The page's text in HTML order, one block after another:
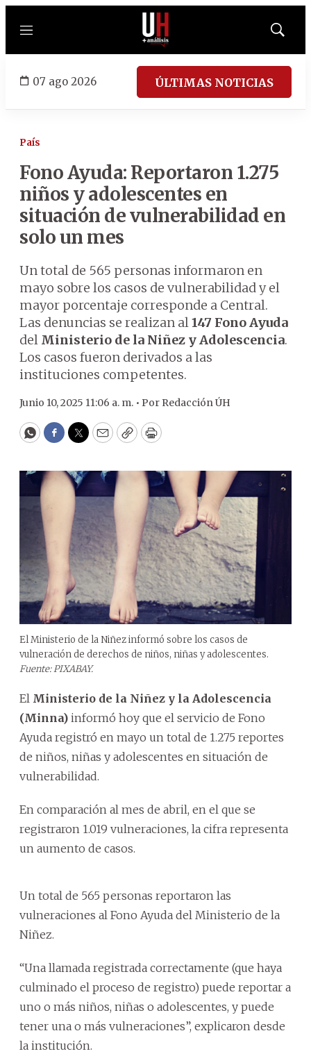
Menú
Mostrar
07 ago 2026 ÚLTIMAS NOTICIAS
País
Fono Ayuda: Reportaron 1.275
niños y adolescentes en
situación de vulnerabilidad en
solo un mes
Un total de 565 personas informaron en
mayo sobre los casos de vulnerabilidad y el
mayor porcentaje corresponde a Central.
Las denuncias se realizan al147 Fono Ayuda
del Ministerio de la Niñez y Adolescencia.
Los casos fueron derivados a las
instituciones competentes.
Junio 10, 2025 11:06 a. m. • Por Redacción ÚH
WhatsApp
Facebook
Twitter
EmailCopyPrint
El Ministerio de la Niñez informó sobre los casos de
vulneración de derechos de niños, niñas y adolescentes.
Fuente: PIXABAY.
El Ministerio de la Niñez y la Adolescencia
(Minna) informó hoy que el servicio de Fono
Ayuda registró en mayo un total de 1.275 reportes
de niños, niñas y adolescentes en situación de
vulnerabilidad.
En comparación al mes de abril, en el que se
registraron 1.019 vulneraciones, la cifra representa
un aumento de casos.
Un total de 565 personas reportaron las
vulneraciones al Fono Ayuda del Ministerio de la
Niñez.
“Una llamada registrada correctamente (que haya
culminado el proceso de registro) puede reportar a
uno o más niños, niñas o adolescentes, y puede
tener una o más vulneraciones”, explicaron desde
la institución.